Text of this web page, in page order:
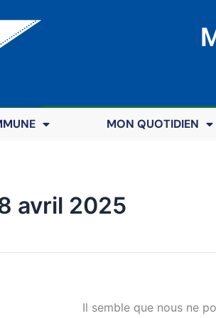
MON QUOTIDIEN
avril 2025
Il semble que nous ne